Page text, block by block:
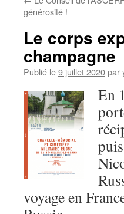
générosité !
Le corps
champagne
Publié le9 juillet 2020par
En
voyage en